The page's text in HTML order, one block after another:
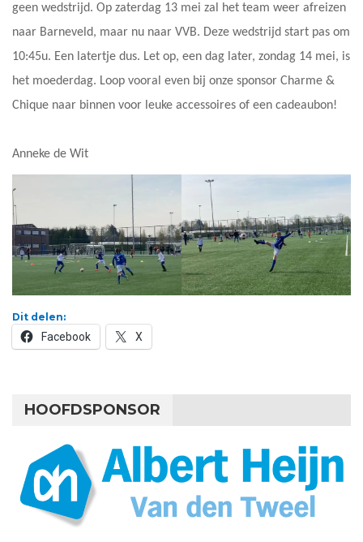
geen wedstrijd. Op zaterdag 13 mei zal het team weer afreizen
naar Barneveld, maar nu naar VVB. Deze wedstrijd start pas om
10:45u. Een latertje dus. Let op, een dag later, zondag 14 mei, is
het moederdag. Loop vooral even bij onze sponsor Charme &
Chique naar binnen voor leuke accessoires of een cadeaubon!
Anneke de Wit
Dit delen:
Facebook X
HOOFDSPONSOR